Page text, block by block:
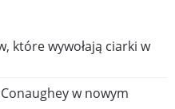
które wywołają ciarki w
w nowym